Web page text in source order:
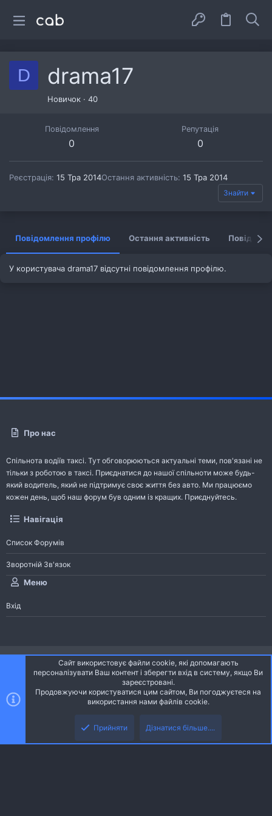
D drama17
Новичок · 40
Повідомлення
0
Репутація
0
Реєстрація 15 Тра 2014Остання активність 15 Тра 2014
Знайти
Повідомлення профілю Остання активність
У користувача drama17 відсутні повідомлення профілю.
Про нас
Спільнота водіїв таксі. Тут обговорюються актуальні теми, пов'язані не
тільки з роботою в таксі. Приєднатися до нашої спільноти може будь-
який водитель, який не підтримує своє життя без авто. Ми працюємо
кожен день, щоб наш форум був одним із кращих. Приєднуйтесь.
Навігація
Список Форумів
Зворотній Зв'язок
Меню
Вхід
Ніч
Українська (UA)
S
Community platform by XenForo® © 2010-2026 XenForo Ltd.
Community platform by XenForo © 2010-2022 XenForo Ltd. | dev: Pages
Сайт використовує файли cookie, які допомагають
персоналізувати Ваш контент і зберегти вхід в систему, якщо Ви
зареєстровані.
Продовжуючи користуватися цим сайтом, Ви погоджуєтеся на
використання нами файлів cookie.
Прийняти Дізнатися більше....